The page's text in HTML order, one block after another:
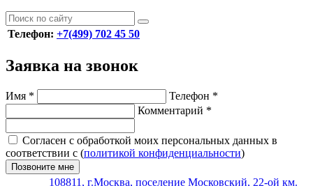
Телефон: +7(499) 702 45 50
Заявка на звонок
Имя * Телефон *
Комментарий *
Согласен с обработкой моих персональных данных в
соответствии с (политикой конфиденциальности)
Позвоните мне
108811, г.Москва, поселение Московский, 22-ой км.